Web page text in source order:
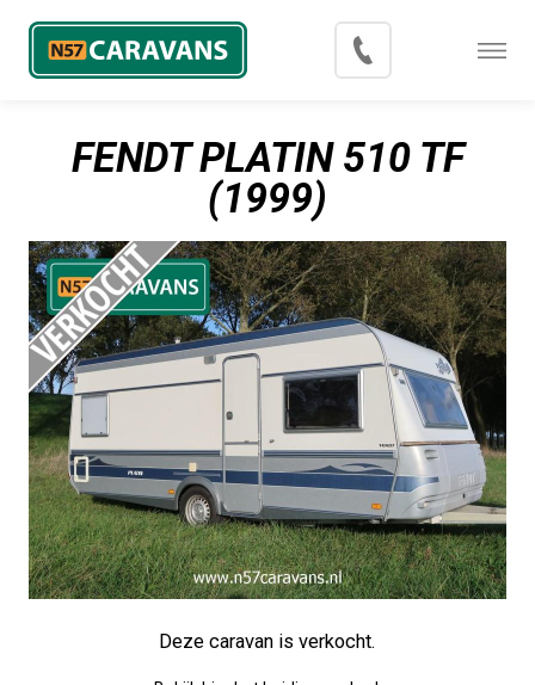
FENDT PLATIN 510 TF
(1999)
Deze caravan is verkocht.
Menu
Export
Contact
Over N57 Caravans